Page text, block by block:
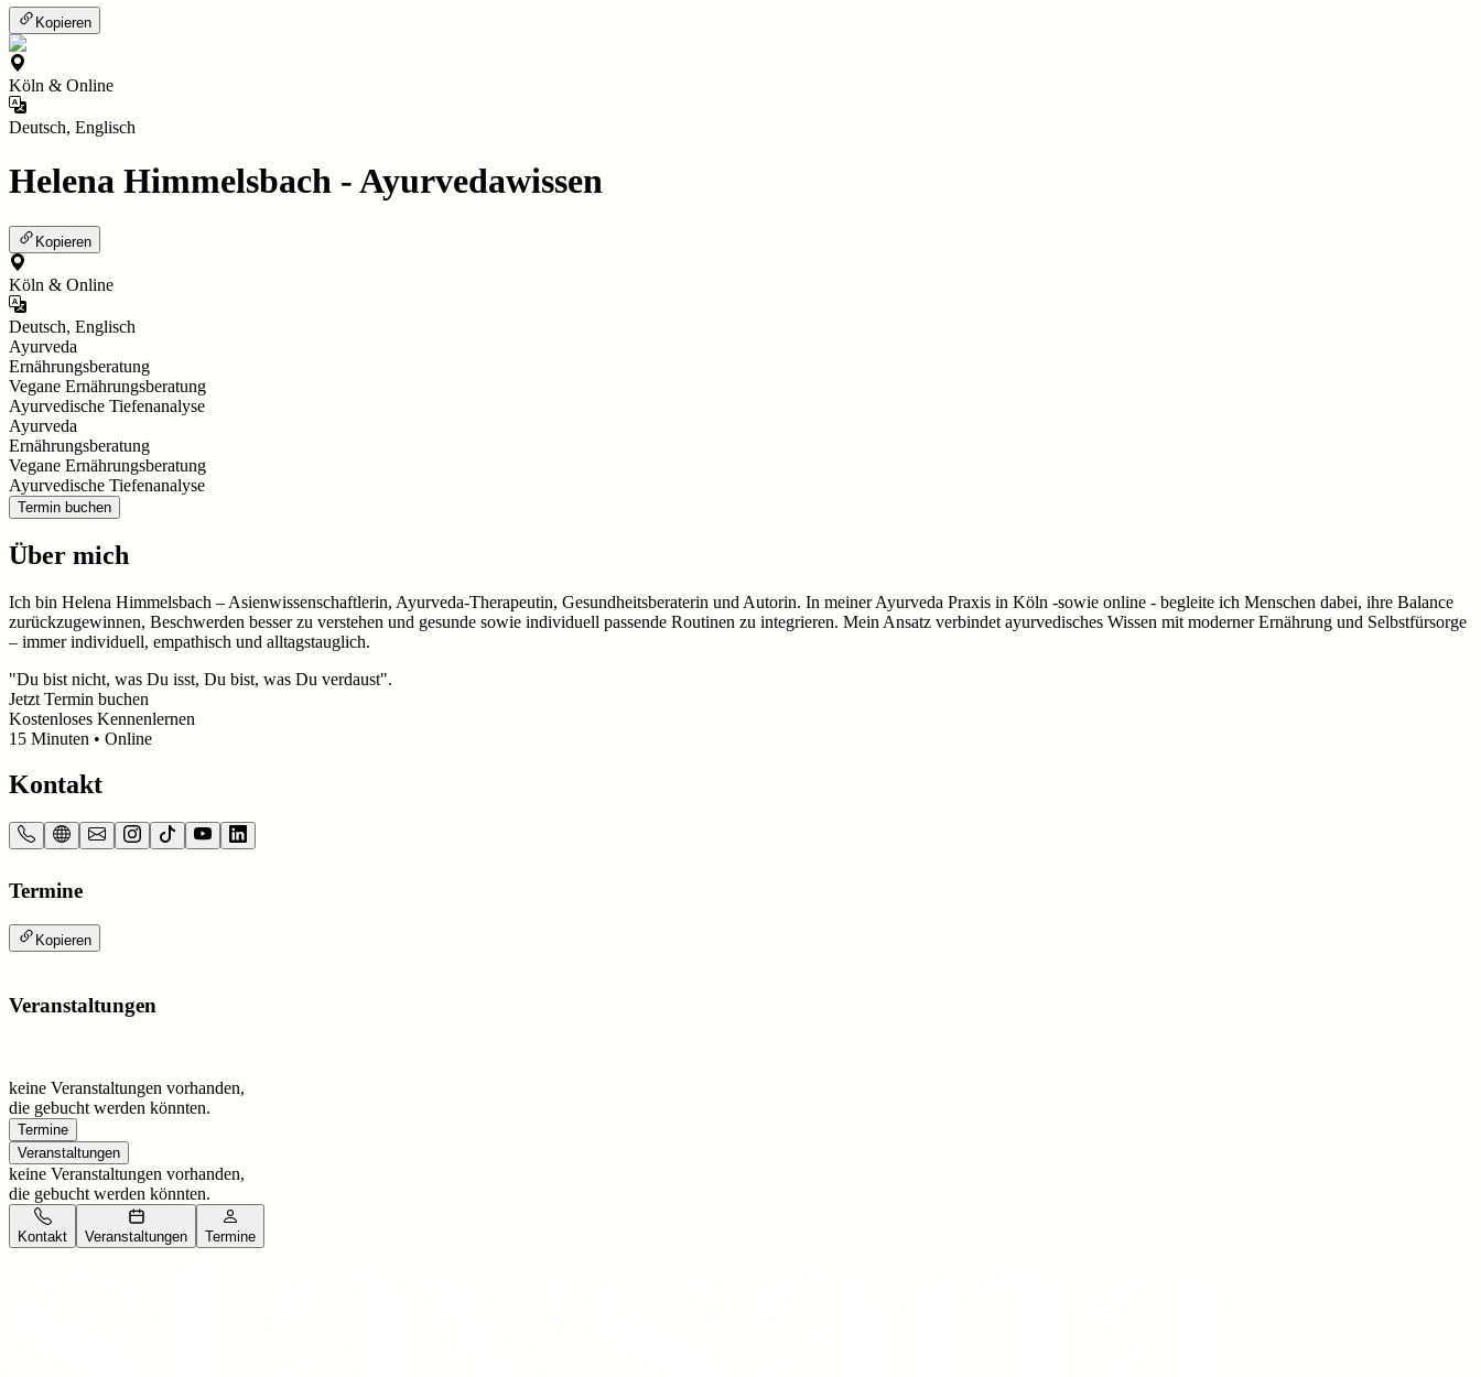
Kopieren
Köln & Online
Deutsch, Englisch
Helena Himmelsbach - Ayurvedawissen
Kopieren
Köln & Online
Deutsch, Englisch
Ayurveda
Ernährungsberatung
Vegane Ernährungsberatung
Ayurvedische Tiefenanalyse
Ayurveda
Ernährungsberatung
Vegane Ernährungsberatung
Ayurvedische Tiefenanalyse
Termin buchen
Über mich
Ich bin Helena Himmelsbach – Asienwissenschaftlerin, Ayurveda-Therapeutin, Gesundheitsberaterin und Autorin. In meiner Ayurveda Praxis in Köln -sowie online - begleite ich Menschen dabei, ihre Balance
zurückzugewinnen, Beschwerden besser zu verstehen und gesunde sowie individuell passende Routinen zu integrieren. Mein Ansatz verbindet ayurvedisches Wissen mit moderner Ernährung und Selbstfürsorge
– immer individuell, empathisch und alltagstauglich.
"Du bist nicht, was Du isst, Du bist, was Du verdaust".
Jetzt Termin buchen
Kostenloses Kennenlernen
15 Minuten • Online
Kontakt
Termine
Kopieren
Veranstaltungen
keine Veranstaltungen vorhanden,
die gebucht werden könnten.
Termine
Veranstaltungen
keine Veranstaltungen vorhanden,
die gebucht werden könnten.
Kontakt Veranstaltungen Termine